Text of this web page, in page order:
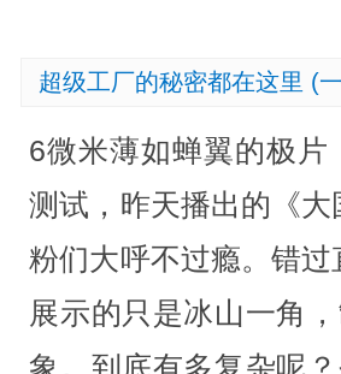
超级工厂的秘密都在这里 (
6微米薄如蝉翼的极
测试，昨天播出的《
粉们大呼不过瘾。错
展示的只是冰山一角
象。到底有多复杂呢